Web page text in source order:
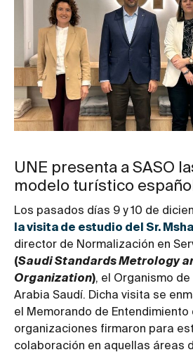
UNE presenta a SASO
modelo turístico español
Los pasados días 9 y 10 de
la visita de estudio del Sr.
director de Normalización en
(Saudi Standards Metrology
Organization), el Organismo
Arabia Saudí. Dicha visita se
el Memorando de Entendimiento
organizaciones firmaron para
colaboración en aquellas áreas